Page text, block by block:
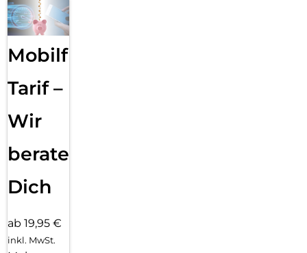
Mobilfunk
Tarif –
Wir
beraten
Dich
ab 19,95 €
inkl. MwSt.